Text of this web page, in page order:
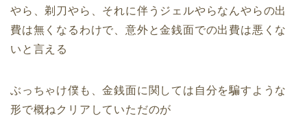
やら、剃刀やら、それに伴うジェルやらなんやらの出
費は無くなるわけで、意外と金銭面での出費は悪くな
いと言える
ぶっちゃけ僕も、金銭面に関しては自分を騙すような
形で概ねクリアしていただのが